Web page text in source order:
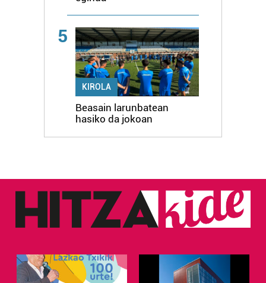
5
KIROLA
Beasain larunbatean
hasiko da jokoan